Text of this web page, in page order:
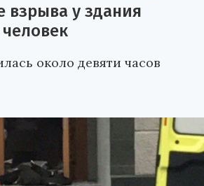
взрыва у здания
около девяти часов